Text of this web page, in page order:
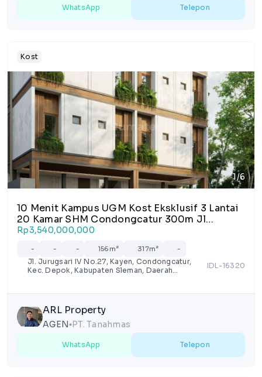
WhatsApp Telepon
Kost
1/6
10 Menit Kampus UGM Kost Eksklusif 3 Lantai
20 Kamar SHM Condongcatur 300m Jl
Kaliurang Km 7 Pakuwon Mall
Rp3,540,000,000
- - - 156m² 317m² -
Jl. Jurugsari IV No.27, Kayen, Condongcatur,
Kec. Depok, Kabupaten Sleman, Daerah
IDL-16320
ARL Property
AGEN lens PT. Tanahmas
WhatsApp Telepon